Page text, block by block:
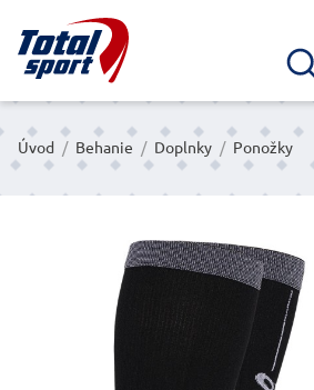
Úvod / Behanie / Doplnky / Ponožky